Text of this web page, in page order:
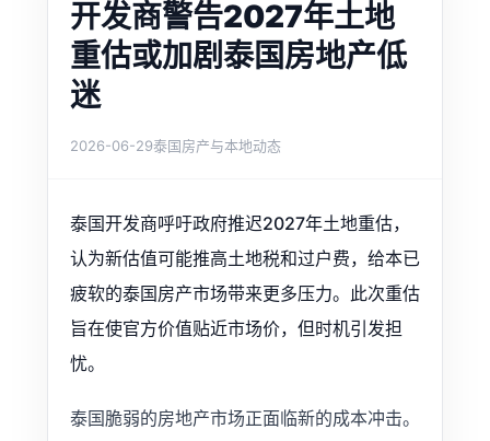
开发商警告2027年土地
重估或加剧泰国房地产低
迷
2026-06-29泰国房产与本地动态
泰国开发商呼吁政府推迟2027年土地重估，
认为新估值可能推高土地税和过户费，给本已
疲软的泰国房产市场带来更多压力。此次重估
旨在使官方价值贴近市场价，但时机引发担
忧。
泰国脆弱的房地产市场正面临新的成本冲击。